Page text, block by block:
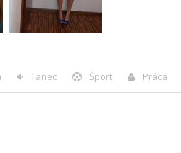
Tanec Šport Práca